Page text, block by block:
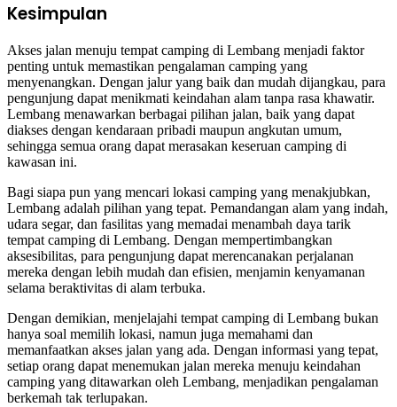
Kesimpulan
Akses jalan menuju tempat camping di Lembang menjadi faktor
penting untuk memastikan pengalaman camping yang
menyenangkan. Dengan jalur yang baik dan mudah dijangkau, para
pengunjung dapat menikmati keindahan alam tanpa rasa khawatir.
Lembang menawarkan berbagai pilihan jalan, baik yang dapat
diakses dengan kendaraan pribadi maupun angkutan umum,
sehingga semua orang dapat merasakan keseruan camping di
kawasan ini.
Bagi siapa pun yang mencari lokasi camping yang menakjubkan,
Lembang adalah pilihan yang tepat. Pemandangan alam yang indah,
udara segar, dan fasilitas yang memadai menambah daya tarik
tempat camping di Lembang. Dengan mempertimbangkan
aksesibilitas, para pengunjung dapat merencanakan perjalanan
mereka dengan lebih mudah dan efisien, menjamin kenyamanan
selama beraktivitas di alam terbuka.
Dengan demikian, menjelajahi tempat camping di Lembang bukan
hanya soal memilih lokasi, namun juga memahami dan
memanfaatkan akses jalan yang ada. Dengan informasi yang tepat,
setiap orang dapat menemukan jalan mereka menuju keindahan
camping yang ditawarkan oleh Lembang, menjadikan pengalaman
berkemah tak terlupakan.